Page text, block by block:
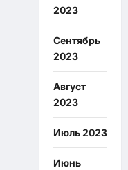
2023
Сентябрь
2023
Август
2023
Июль 2023
Июнь